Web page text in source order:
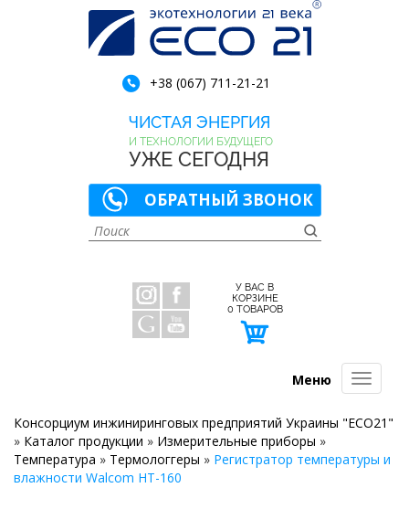
+38 (067) 711-21-21
ЧИСТАЯ ЭНЕРГИЯ
И ТЕХНОЛОГИИ БУДУЩЕГО
УЖЕ СЕГОДНЯ
ОБРАТНЫЙ ЗВОНОК
У ВАС В
КОРЗИНЕ
0 ТОВАРОВ
Меню
Консорциум инжиниринговых предприятий Украины "ECO21"
» Каталог продукции » Измерительные приборы »
Температура » Термологгеры » Регистратор температуры и
влажности Walcom HT-160